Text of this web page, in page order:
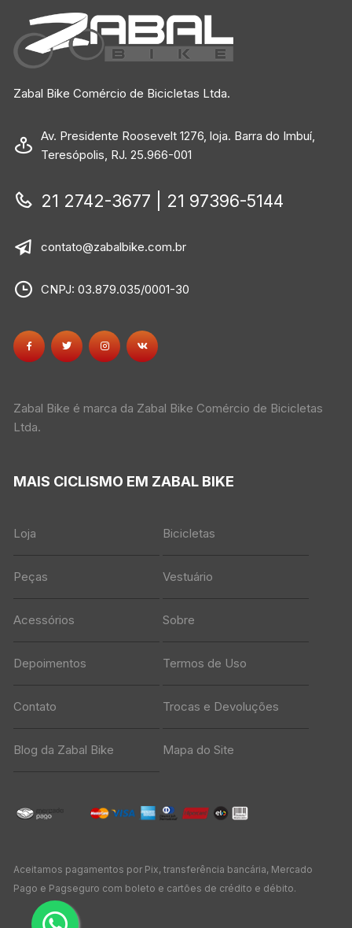
Zabal Bike Comércio de Bicicletas Ltda.
Av. Presidente Roosevelt 1276, loja. Barra do Imbuí,
Teresópolis, RJ. 25.966-001
21 2742-3677 | 21 97396-5144
contato@zabalbike.com.br
CNPJ: 03.879.035/0001-30
Zabal Bike é marca da Zabal Bike Comércio de Bicicletas
Ltda.
MAIS CICLISMO EM ZABAL BIKE
Loja Bicicletas
Peças Vestuário
Acessórios Sobre
Depoimentos Termos de Uso
Contato Trocas e Devoluções
Blog da Zabal Bike Mapa do Site
Aceitamos pagamentos por Pix, transferência bancária, Mercado
Pago e Pagseguro com boleto e cartões de crédito e débito.